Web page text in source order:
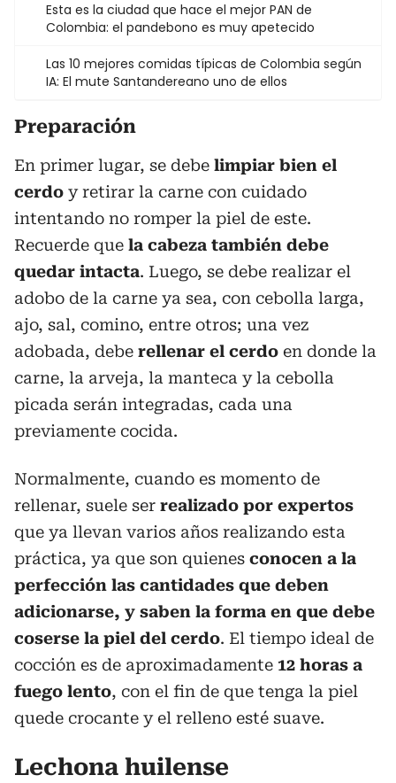
Esta es la ciudad que hace el mejor PAN de
Colombia: el pandebono es muy apetecido
Las 10 mejores comidas típicas de Colombia según
IA: El mute Santandereano uno de ellos
Preparación
En primer lugar, se debe limpiar bien el
cerdo y retirar la carne con cuidado
intentando no romper la piel de este.
Recuerde que la cabeza también debe
quedar intacta. Luego, se debe realizar el
adobo de la carne ya sea, con cebolla larga,
ajo, sal, comino, entre otros; una vez
adobada, debe rellenar el cerdo en donde la
carne, la arveja, la manteca y la cebolla
picada serán integradas, cada una
previamente cocida.
Normalmente, cuando es momento de
rellenar, suele ser realizado por expertos
que ya llevan varios años realizando esta
práctica, ya que son quienes conocen a la
perfección las cantidades que deben
adicionarse, y saben la forma en que debe
coserse la piel del cerdo. El tiempo ideal de
cocción es de aproximadamente 12 horas a
fuego lento, con el fin de que tenga la piel
quede crocante y el relleno esté suave.
Lechona huilense